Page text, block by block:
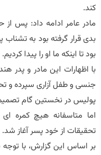
کند.
مادر عامر ادامه داد: پس
بدی قرار گرفته بود به
بود تا اینکه ما او را پیدا کردیم.
با اظهارات این مادر و
جنسی و طفل آزاری سپرده و
پولیس در نخستین گام
اما متاسفانه هیچ کمره
تحقیقات از خود پسر آغاز شد.
بر اساس این گزارش، با